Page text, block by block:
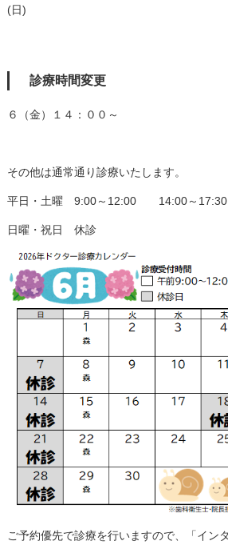
(日)
診療時間変更
６（金）１４：００～
その他は通常通り診療いたします。
平日・土曜 9:00～12:00 14:00～17:30
日曜・祝日 休診
ご予約優先で診療を行いますので、「イン